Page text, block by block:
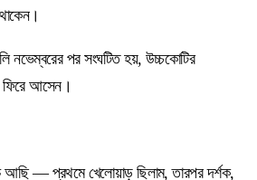
নভেম্বরের পর সংঘটিত হয়, উচ্চকোটির
ফিরে আসেন।
আছি — প্রথমে খেলোয়াড় ছিলাম, তারপর দর্শক,